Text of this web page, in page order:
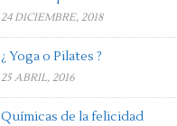
24 DICIEMBRE, 2018
¿ Yoga o Pilates ?
25 ABRIL, 2016
Químicas de la felicidad